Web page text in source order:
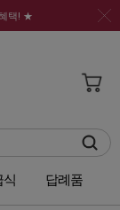
택! ★
답례품